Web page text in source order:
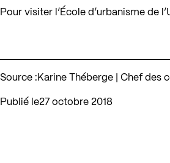
Pour visiter l’École d’urbanisme de
Source : Karine Théberge | Chef des
Publié le 27 octobre 2018